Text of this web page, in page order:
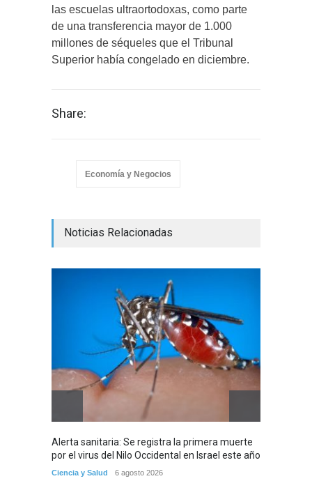
las escuelas ultraortodoxas, como parte
de una transferencia mayor de 1.000
millones de séqueles que el Tribunal
Superior había congelado en diciembre.
Share:
Economía y Negocios
Noticias Relacionadas
Alerta sanitaria: Se registra la primera muerte
por el virus del Nilo Occidental en Israel este año
Ciencia y Salud 6 agosto 2026